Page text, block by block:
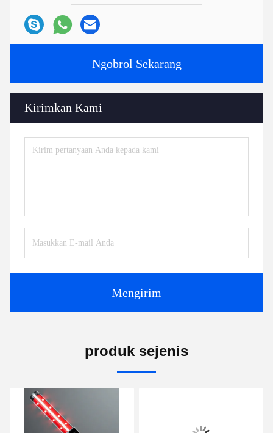
Ngobrol Sekarang
Kirimkan Kami
Mengirim
produk sejenis